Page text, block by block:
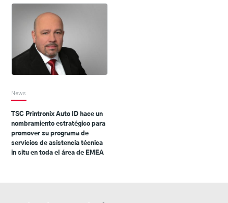
News
TSC Printronix Auto ID hace un
nombramiento estratégico para
promover su programa de
servicios de asistencia técnica
in situ en toda el área de EMEA